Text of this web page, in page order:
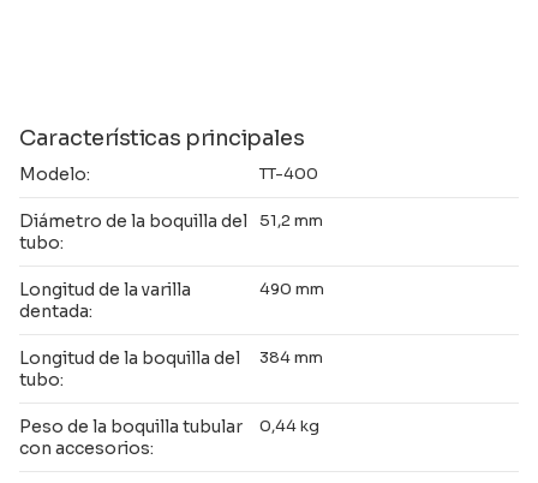
Características principales
Modelo: TT-400
Diámetro de la boquilla del
tubo:
51,2 mm
Longitud de la varilla
dentada:
490 mm
Longitud de la boquilla del
tubo:
384 mm
Peso de la boquilla tubular
con accesorios:
0,44 kg